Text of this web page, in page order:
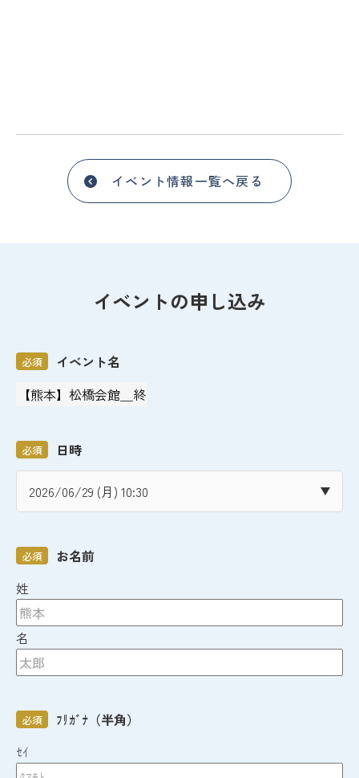
イベント情報一覧へ戻る
イベントの申し込み
イベント名
必須
日時
必須
お名前
必須
姓
名
ﾌﾘｶﾞﾅ（半角）
必須
ｾｲ